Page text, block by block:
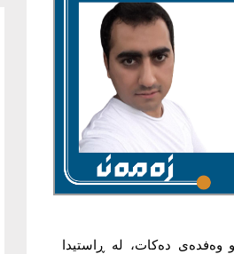
وەفدەی دەکات، لە ڕاستيدا